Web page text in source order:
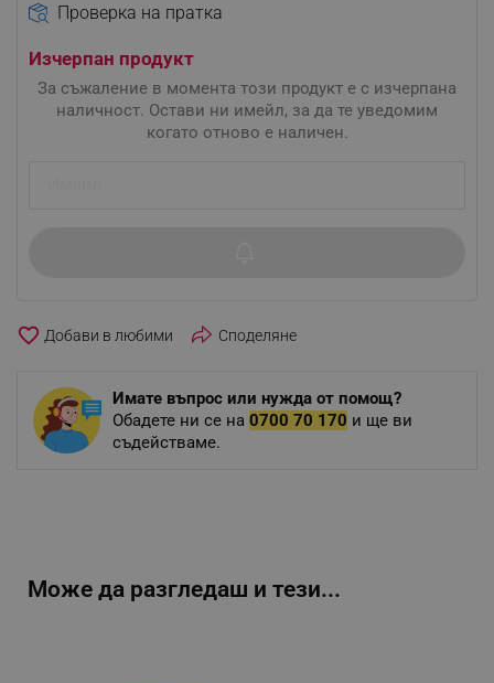
Проверка на пратка
Изчерпан продукт
За съжаление в момента този продукт е с изчерпана
наличност. Остави ни имейл, за да те уведомим
когато отново е наличен.
favorite_border Споделяне
Имате въпрос или нужда от помощ?
Обадете ни се на 0700 70 170 и ще ви
съдействаме.
Може да разгледаш и тези...